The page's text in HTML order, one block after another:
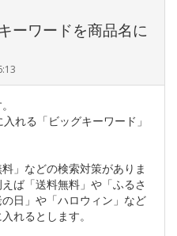
ーワードを商品名に
れる「ビッグキーワード」
」などの検索対策がありま
ば「送料無料」や「ふるさ
日」や「ハロウィン」など
れるとします。